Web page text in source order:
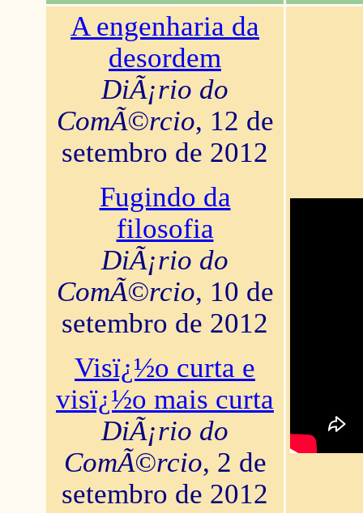
A engenharia da
desordem
DiÃ¡rio do
ComÃ©rcio, 12 de
setembro de 2012
Fugindo da
filosofia
DiÃ¡rio do
ComÃ©rcio, 10 de
setembro de 2012
Visï¿½o curta e
visï¿½o mais curta
DiÃ¡rio do
ComÃ©rcio, 2 de
setembro de 2012